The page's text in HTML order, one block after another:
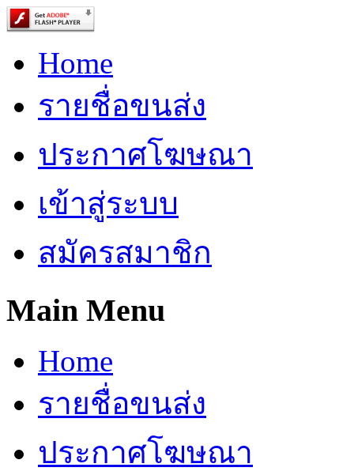
Home
รายชื่อขนส่ง
ประกาศโฆษณา
เข้าสู่ระบบ
สมัครสมาชิก
Main Menu
Home
รายชื่อขนส่ง
ประกาศโฆษณา